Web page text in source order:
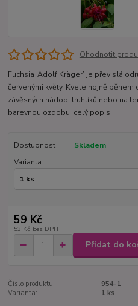
Ohodnotit
Fuchsia ‘Adolf Kräger’ je převislá
červenými květy. Kvete hojně
závěsných nádob, truhlíků nebo na
barevnou ozdobu. celý popis
Dostupnost
Skladem
Varianta
59 Kč
53 Kč bez DPH
Přidat do
Číslo produktu:
954-1
Varianta:
1 ks